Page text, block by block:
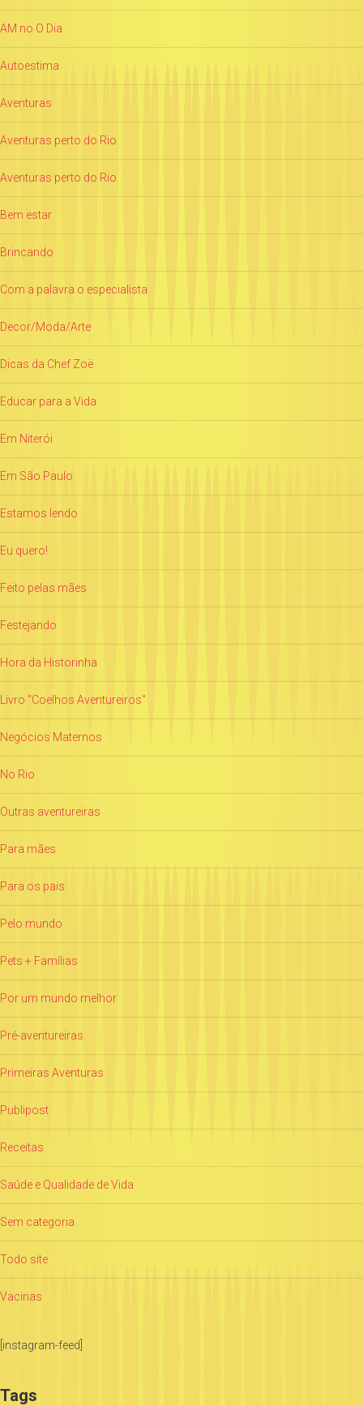
AM no O Dia
Autoestima
Aventuras
Aventuras perto do Rio
Aventuras perto do Rio
Bem estar
Brincando
Com a palavra o especialista
Decor/Moda/Arte
Dicas da Chef Zoë
Educar para a Vida
Em Niterói
Em São Paulo
Estamos lendo
Eu quero!
Feito pelas mães
Festejando
Hora da Historinha
Livro "Coelhos Aventureiros"
Negócios Maternos
No Rio
Outras aventureiras
Para mães
Para os pais
Pelo mundo
Pets + Famílias
Por um mundo melhor
Pré-aventureiras
Primeiras Aventuras
Publipost
Receitas
Saúde e Qualidade de Vida
Sem categoria
Todo site
Vacinas
[instagram-feed]
Tags